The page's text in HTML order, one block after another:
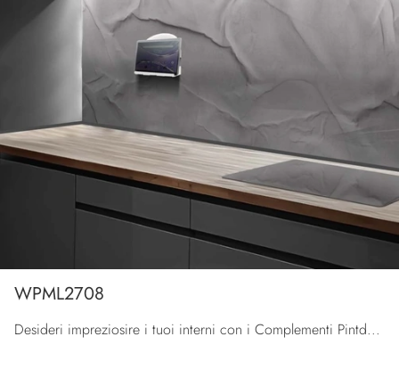
WPML2708
Desideri impreziosire i tuoi interni con i Complementi Pintdecor Wallpanel? Ti presentiamo vari modelli di pannelli decorativi in metallo come ...